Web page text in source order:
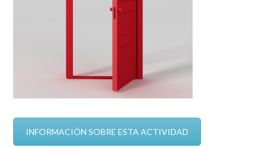
INFORMACIÓN SOBRE ESTA ACTIVIDAD